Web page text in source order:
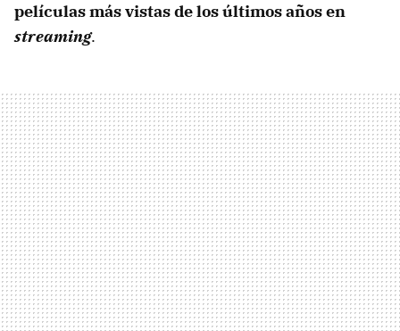
películas más vistas de los últimos años en
streaming.